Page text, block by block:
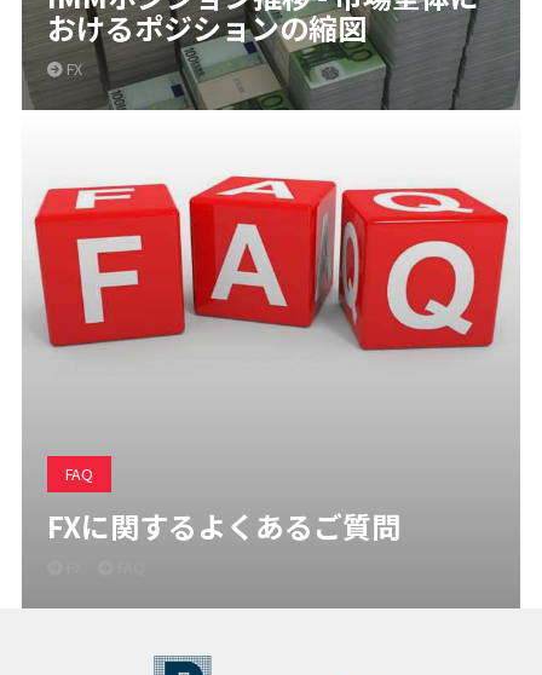
おけるポジションの縮図
FX
FAQ
FXに関するよくあるご質問